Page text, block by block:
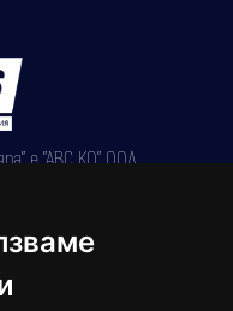
е "АВС КО" ООД,